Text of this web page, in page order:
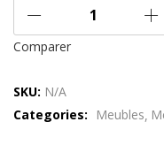
Comparer
SKU: N/A
Categories:
Meubles